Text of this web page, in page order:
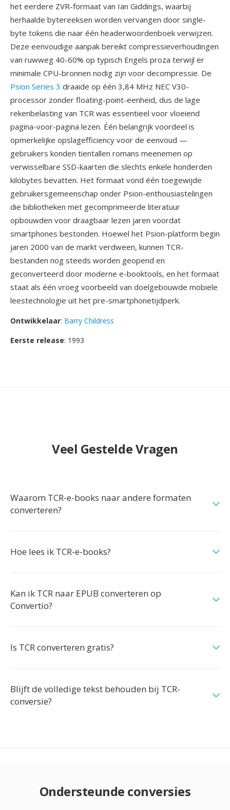
het eerdere ZVR-formaat van Ian Giddings, waarbij
herhaalde bytereeksen worden vervangen door single-
byte tokens die naar één headerwoordenboek verwijzen.
Deze eenvoudige aanpak bereikt compressieverhoudingen
van ruwweg 40-60% op typisch Engels proza terwijl er
minimale CPU-bronnen nodig zijn voor decompressie. De
Psion Series 3 draaide op één 3,84 MHz NEC V30-
processor zonder floating-point-eenheid, dus de lage
rekenbelasting van TCR was essentieel voor vloeiend
pagina-voor-pagina lezen. Één belangrijk voordeel is
opmerkelijke opslagefficiency voor de eenvoud —
gebruikers konden tientallen romans meenemen op
verwisselbare SSD-kaarten die slechts enkele honderden
kilobytes bevatten. Het formaat vond één toegewijde
gebruikersgemeenschap onder Psion-enthousiastelingen
die bibliotheken met gecomprimeerde literatuur
opbouwden voor draagbaar lezen jaren voordat
smartphones bestonden. Hoewel het Psion-platform begin
jaren 2000 van de markt verdween, kunnen TCR-
bestanden nog steeds worden geopend en
geconverteerd door moderne e-booktools, en het formaat
staat als één vroeg voorbeeld van doelgebouwde mobiele
leestechnologie uit het pre-smartphonetijdperk.
Ontwikkelaar: Barry Childress
Eerste release: 1993
Veel Gestelde Vragen
Waarom TCR-e-books naar andere formaten
converteren?
Hoe lees ik TCR-e-books?
Kan ik TCR naar EPUB converteren op
Convertio?
Is TCR converteren gratis?
Blijft de volledige tekst behouden bij TCR-
conversie?
Ondersteunde conversies